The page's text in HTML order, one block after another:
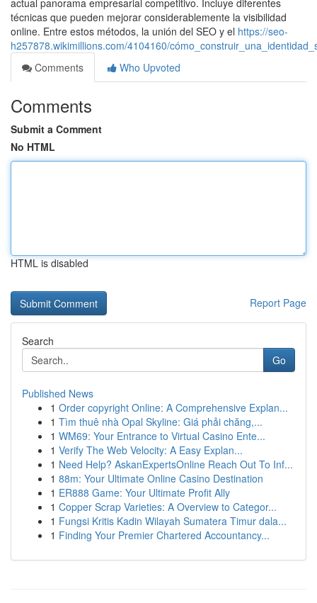
actual panorama empresarial competitivo. Incluye diferentes
técnicas que pueden mejorar considerablemente la visibilidad
online. Entre estos métodos, la unión del SEO y el https://seo-
h257878.wikimillions.com/4104160/
Comments
Who Upvoted
Comments
Submit a Comment
No HTML
HTML is disabled
Report Page
Search
Go
Published News
1 Order copyright Online: A Comprehensive Explan...
1 Tìm thuê nhà Opal Skyline: Giá phải chăng,...
1 WM69: Your Entrance to Virtual Casino Ente...
1 Verify The Web Velocity: A Easy Explan...
1 Need Help? AskanExpertsOnline Reach Out To Inf...
1 88m: Your Ultimate Online Casino Destination
1 ER888 Game: Your Ultimate Profit Ally
1 Copper Scrap Varieties: A Overview to Categor...
1 Fungsi Kritis Kadin Wilayah Sumatera Timur dala...
1 Finding Your Premier Chartered Accountancy...